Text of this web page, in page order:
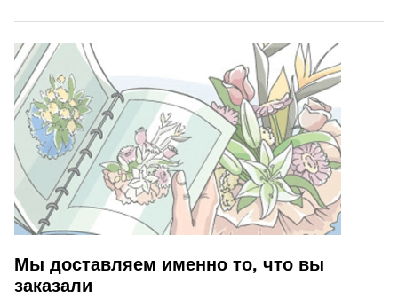
Мы доставляем именно то, что вы
заказали